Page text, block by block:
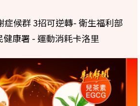
症候群 3招可逆轉- 衛生福利部
健康署 - 運動消耗卡洛里